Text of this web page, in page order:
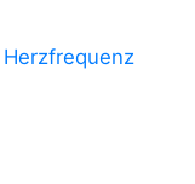
Herzfrequenz